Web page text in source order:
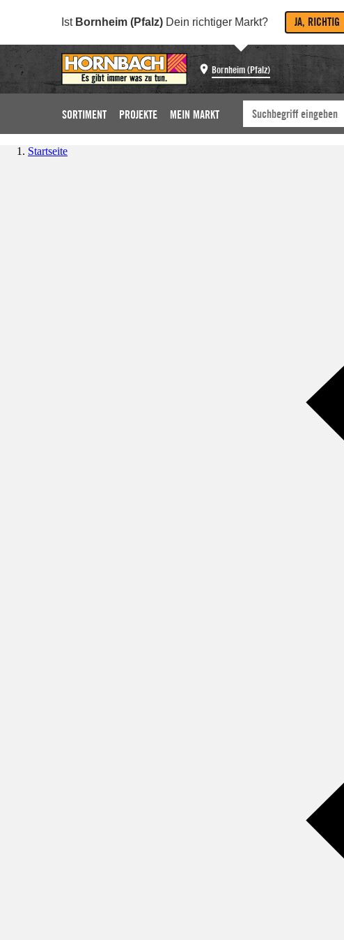
Ist Bornheim (Pfalz) Dein richtiger Markt? JA, RICHTIG
Bornheim (Pfalz)
SORTIMENT PROJEKTE MEIN MARKT
Startseite